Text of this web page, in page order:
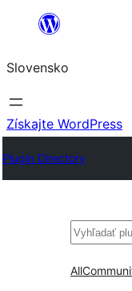
Prejsť
obsah
Slovensko
Získajte WordPress
Plugin Directory
Hľadať
All